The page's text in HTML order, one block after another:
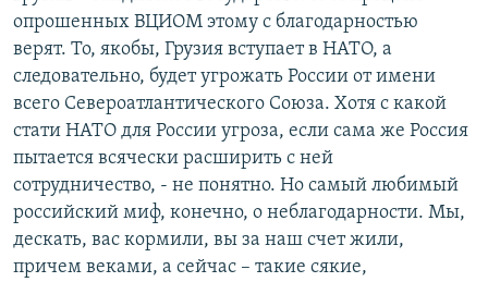
опрошенных ВЦИОМ этому с благодарностью
верят. То, якобы, Грузия вступает в НАТО, а
следовательно, будет угрожать России от имени
всего Североатлантического Союза. Хотя с какой
стати НАТО для России угроза, если сама же Россия
пытается всячески расширить с ней
сотрудничество, - не понятно. Но самый любимый
российский миф, конечно, о неблагодарности. Мы,
дескать, вас кормили, вы за наш счет жили,
причем веками, а сейчас – такие сякие,